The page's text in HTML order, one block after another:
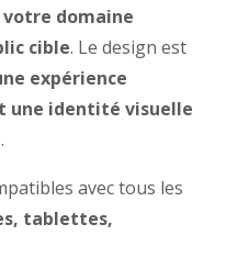
votre domaine
cible. Le design est
expérience
identité visuelle
.
avec tous les
tablettes,